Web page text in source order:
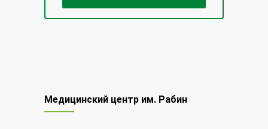
Медицинский центр им. Рабин